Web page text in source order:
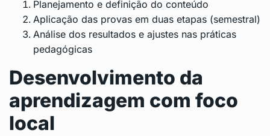
Planejamento e definição do conteúdo
Aplicação das provas em duas etapas (semestral)
Análise dos resultados e ajustes nas práticas
pedagógicas
Desenvolvimento da
aprendizagem com foco
local